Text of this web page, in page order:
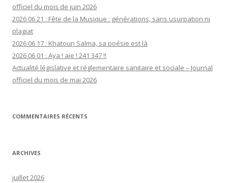
officiel du mois de juin 2026
2026 06 21 : Fête de la Musique : générations, sans usurpation ni
plagiat
2026 06 17 : Khatoun Salma, sa poésie est là
2026 06 01 : Aya ! aïe ! 241 347 !!
Actualité législative et réglementaire sanitaire et sociale – Journal
officiel du mois de mai 2026
COMMENTAIRES RÉCENTS
ARCHIVES
juillet 2026